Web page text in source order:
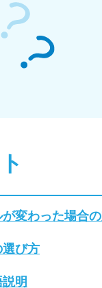
変わった場合
選び方
明